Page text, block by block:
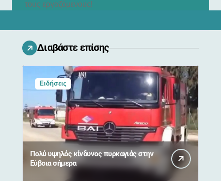
τους εργαζόμενους!
Διαβάστε επίσης
Ειδήσεις
Πολύ υψηλός κίνδυνος πυρκαγιάς στην
Εύβοια σήμερα